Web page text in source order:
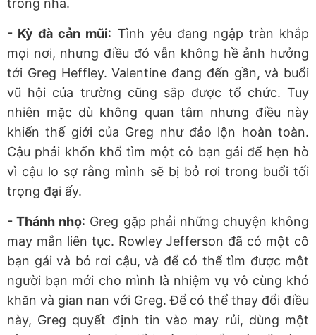
trong nhà.
- Kỳ đà cản mũi: Tình yêu đang ngập tràn khắp
mọi nơi, nhưng điều đó vẫn không hề ảnh hưởng
tới Greg Heffley. Valentine đang đến gần, và buổi
vũ hội của trường cũng sắp được tổ chức. Tuy
nhiên mặc dù không quan tâm nhưng điều này
khiến thế giới của Greg như đảo lộn hoàn toàn.
Cậu phải khốn khổ tìm một cô bạn gái để hẹn hò
vì cậu lo sợ rằng mình sẽ bị bỏ rơi trong buổi tối
trọng đại ấy.
- Thánh nhọ: Greg gặp phải những chuyện không
may mắn liên tục. Rowley Jefferson đã có một cô
bạn gái và bỏ rơi cậu, và để có thể tìm được một
người bạn mới cho mình là nhiệm vụ vô cùng khó
khăn và gian nan với Greg. Để có thể thay đổi điều
này, Greg quyết định tin vào may rủi, dùng một